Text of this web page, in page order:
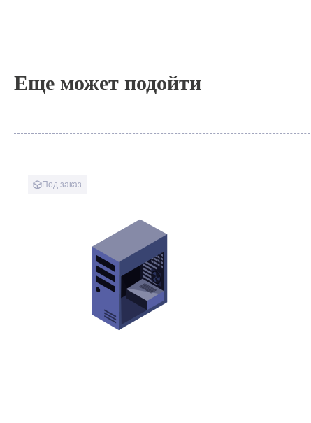
Еще может подойти
Под заказ